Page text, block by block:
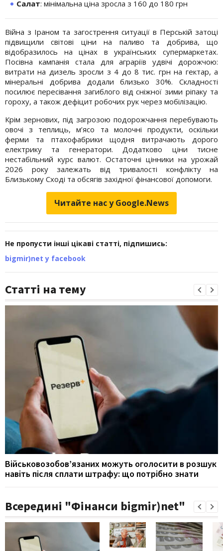
Салат: мінімальна ціна зросла з 160 до 180 грн
Війна з Іраном та загострення ситуації в Перській затоці
підвищили світові ціни на паливо та добрива, що
відобразилось на цінах в українських супермаркетах.
Посівна кампанія стала для аграріїв удвічі дорожчою:
витрати на дизель зросли з 4 до 8 тис. грн на гектар, а
мінеральні добрива додали близько 30%. Складності
посилює пересівання загиблого від сніжної зими ріпаку та
гороху, а також дефіцит робочих рук через мобілізацію.
Крім зернових, під загрозою подорожчання перебувають
овочі з теплиць, м’ясо та молочні продукти, оскільки
ферми та птахофабрики щодня витрачають дорого
електрику та генератори. Додатково ціни тисне
нестабільний курс валют. Остаточні цінники на урожай
2026 року залежать від тривалості конфлікту на
Близькому Сході та обсягів західної фінансової допомоги.
Читайте нас у Google.News
Не пропусти інші цікаві статті, підпишись:
bigmir)net у facebook
Статті на тему
Військовозобов’язаних можуть оголосити в розшук
навіть після сплати штрафу: що потрібно знати
Всередині "Фінанси bigmir)net"